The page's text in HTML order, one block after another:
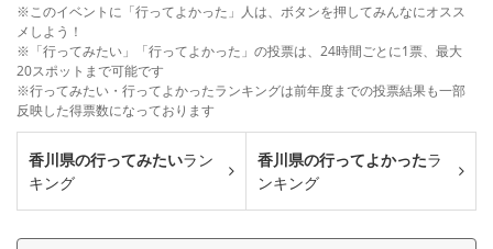
※このイベントに「行ってよかった」人は、ボタンを押してみんなにオスス
メしよう！
※「行ってみたい」「行ってよかった」の投票は、24時間ごとに1票、最大
20スポットまで可能です
※行ってみたい・行ってよかったランキングは前年度までの投票結果も一部
反映した得票数になっております
香川県の行ってみたいラン
キング
香川県の行ってよかったラ
ンキング